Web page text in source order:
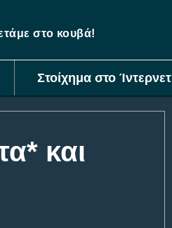
στο κουβά!
Στοίχημα στο Ίντερνετ
και